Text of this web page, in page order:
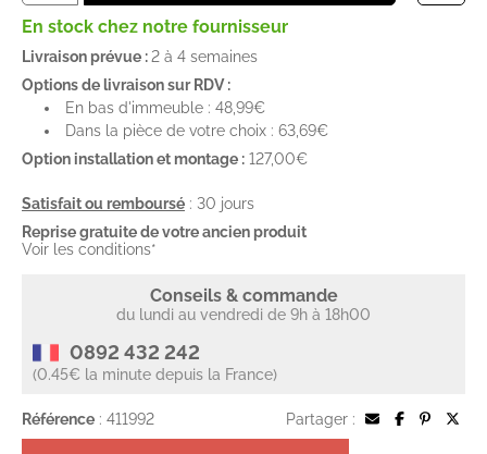
En stock chez notre fournisseur
Livraison prévue :2 à 4 semaines
Options de livraison sur RDV :
En bas d'immeuble : 48,99€
Dans la pièce de votre choix : 63,69€
Option installation et montage : 127,00€
Satisfait ou remboursé : 30 jours
Reprise gratuite de votre ancien produit
Voir les conditions*
Conseils & commande
du lundi au vendredi de 9h à 18h00
0892 432 242
(0.45€ la minute depuis la France)
Référence : 411992 Partager :